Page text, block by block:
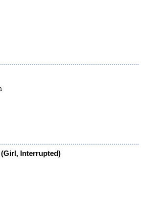
(Girl, Interrupted)